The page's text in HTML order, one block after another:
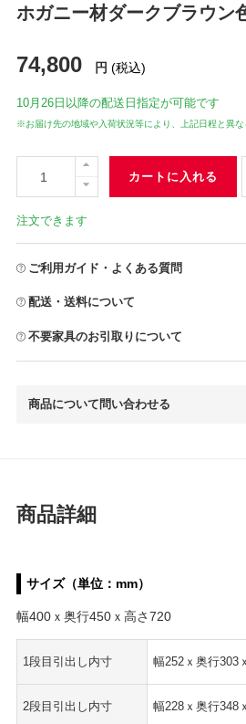
ホガニー材ダークブラウン
74,800 円 (税込)
10月26日 以降の配送日指定が可能です
※お届け先の地域や入荷状況等により、上記日程と異
カートに入れる
注文できます
ご利用ガイド・よくある質問
配送・送料について
不要家具のお引取りについて
商品について問い合わせる
商品詳細
サイズ（単位：mm）
幅400ｘ奥行450ｘ高さ720
1段目引出し内寸 幅252ｘ奥行303
2段目引出し内寸 幅228ｘ奥行348